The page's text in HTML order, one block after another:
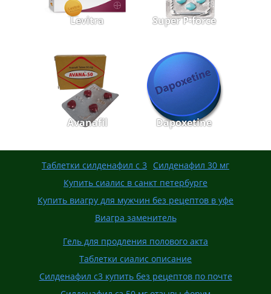
Levitra Super P-force
Avanafil Dapoxetine
Таблетки силденафил с 3 Силденафил 30 мг
Купить сиалис в санкт петербурге
Купить виагру для мужчин без рецептов в уфе
Виагра заменитель
Гель для продления полового акта
Таблетки сиалис описание
Силденафил с3 купить без рецептов по почте